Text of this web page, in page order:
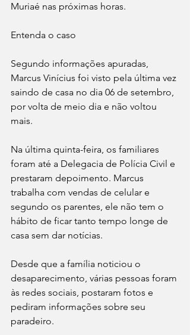
Muriaé nas próximas horas.
Entenda o caso
Segundo informações apuradas,
Marcus Vinícius foi visto pela última vez
saindo de casa no dia 06 de setembro,
por volta de meio dia e não voltou
mais.
Na última quinta-feira, os familiares
foram até a Delegacia de Polícia Civil e
prestaram depoimento. Marcus
trabalha com vendas de celular e
segundo os parentes, ele não tem o
hábito de ficar tanto tempo longe de
casa sem dar notícias.
Desde que a família noticiou o
desaparecimento, várias pessoas foram
às redes sociais, postaram fotos e
pediram informações sobre seu
paradeiro.